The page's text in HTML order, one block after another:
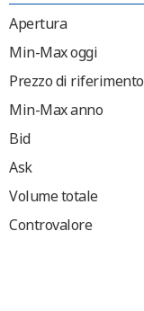
Apertura
Min-Max oggi
Prezzo di riferimento
Min-Max anno
Bid
Ask
Volume totale
Controvalore